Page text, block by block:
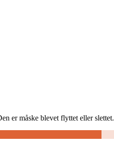
er måske blevet flyttet eller slettet.